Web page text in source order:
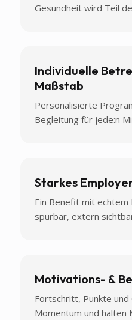
Gesundheit wird Teil
Individuelle
Maßstab
Personalisierte
Begleitung für jede:n
Starkes
Ein Benefit mit
spürbar, extern
Motivations- &
Fortschritt, Punkte und
Momentum und halten